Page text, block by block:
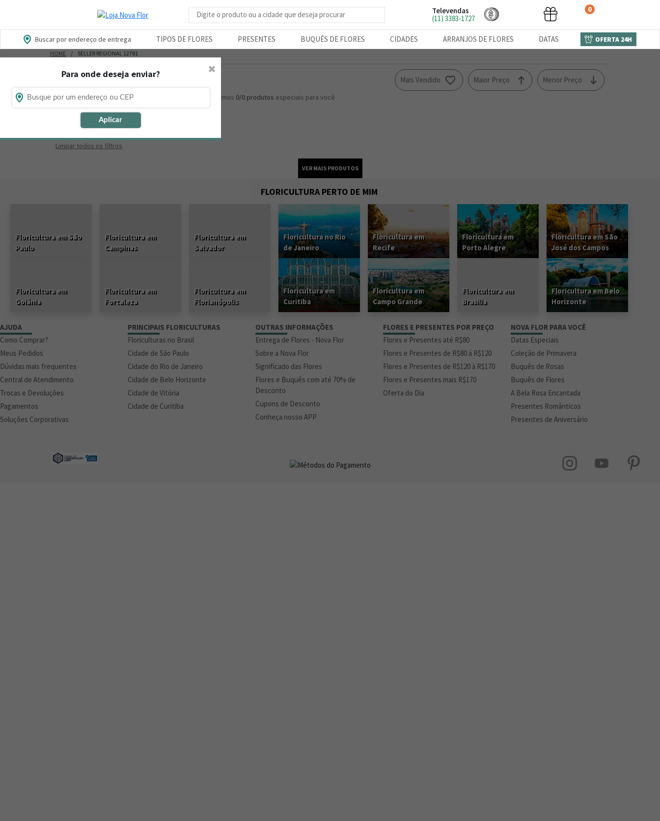
Busca de produtos
Televendas
(11) 3383-1727
0
Buscar por endereço de entrega TIPOS DE FLORES PRESENTES BUQUÊS DE FLORES CIDADES ARRANJOS DE FLORES DATAS OFERTA 24H
Para onde deseja enviar?
Aplicar
✖
HOME SELLER REGIONAL 12781
Onde será a entrega?
Filtros ativos:
Limpar todos os filtros
Menor Preço
Maior Preço
Mais Vendido
Encontramos 0/0 produtos especiais para você
FLORICULTURA PERTO DE MIM
Floricultura em São
Paulo
Floricultura em
Campinas
Floricultura em
Salvador
Floricultura no Rio
de Janeiro
Floricultura em
Recife
Floricultura em
Porto Alegre
Floricultura em São
José dos Campos
Floricultura em
Goiânia
Floricultura em
Fortaleza
Floricultura em
Florianópolis
Floricultura em
Curitiba
Floricultura em
Campo Grande
Floricultura em
Brasília
Floricultura em Belo
Horizonte
AJUDA
Como Comprar?
Meus Pedidos
Dúvidas mais frequentes
Central de Atendimento
Trocas e Devoluções
Pagamentos
Soluções Corporativas
PRINCIPAIS FLORICULTURAS
Floriculturas no Brasil
Cidade de São Paulo
Cidade do Rio de Janeiro
Cidade de Belo Horizonte
Cidade de Vitória
Cidade de Curitiba
OUTRAS INFORMAÇÕES
Entrega de Flores - Nova Flor
Sobre a Nova Flor
Significado das Flores
Flores e Buquês com até 70% de
Desconto
Cupons de Desconto
Conheça nosso APP
FLORES E PRESENTES POR PREÇO
Flores e Presentes até R$80
Flores e Presentes de R$80 à R$120
Flores e Presentes de R$120 à R$170
Flores e Presentes mais R$170
Oferta do Dia
NOVA FLOR PARA VOCÊ
Datas Especiais
Coleção de Primavera
Buquês de Rosas
Buquês de Flores
A Bela Rosa Encantada
Presentes Românticos
Presentes de Aniversário